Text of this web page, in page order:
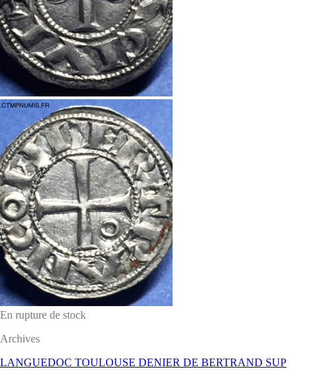
En rupture de stock
Archives
LANGUEDOC TOULOUSE DENIER DE BERTRAND SUP